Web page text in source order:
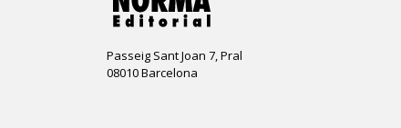
Passeig Sant Joan 7, Pral
08010 Barcelona